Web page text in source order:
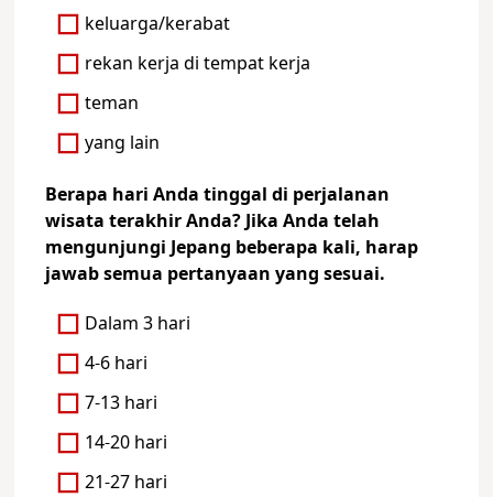
keluarga/kerabat
rekan kerja di tempat kerja
teman
yang lain
Berapa hari Anda tinggal di perjalanan
wisata terakhir Anda? Jika Anda telah
mengunjungi Jepang beberapa kali, harap
jawab semua pertanyaan yang sesuai.
Dalam 3 hari
4-6 hari
7-13 hari
14-20 hari
21-27 hari